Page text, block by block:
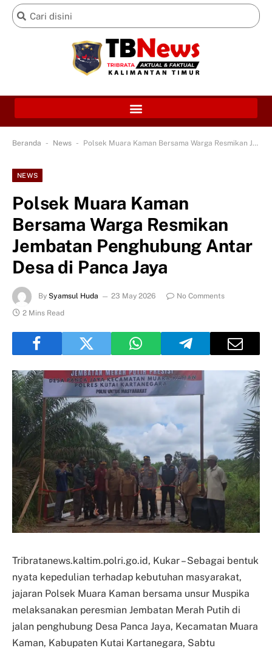
Beranda - News - Polsek Muara Kaman Bersama Warga Resmikan Jembatan Penghubung Antar Desa di Panca Jaya
NEWS
Polsek Muara Kaman
Bersama Warga Resmikan
Jembatan Penghubung Antar
Desa di Panca Jaya
By Syamsul Huda 23 May 2026
No Comments
2 Mins Read
Tribratanews.kaltim.polri.go.id, Kukar – Sebagai bentuk
nyata kepedulian terhadap kebutuhan masyarakat,
jajaran Polsek Muara Kaman bersama unsur Muspika
melaksanakan peresmian Jembatan Merah Putih di
jalan penghubung Desa Panca Jaya, Kecamatan Muara
Kaman, Kabupaten Kutai Kartanegara, Sabtu